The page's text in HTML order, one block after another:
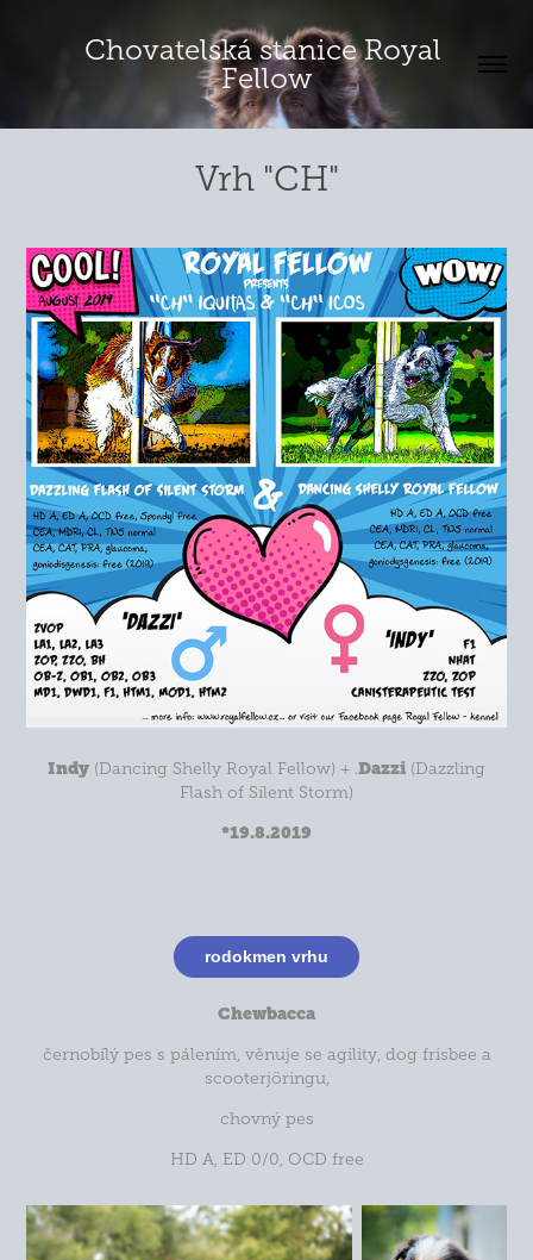
Chovatelská stanice Royal
Fellow
Vrh "CH"
Indy (Dancing Shelly Royal Fellow) + .Dazzi (Dazzling
Flash of Silent Storm)
*19.8.2019
rodokmen vrhu
Chewbacca
černobílý pes s pálením, věnuje se agility, dog frisbee a
scooterjöringu,
chovný pes
HD A, ED 0/0, OCD free